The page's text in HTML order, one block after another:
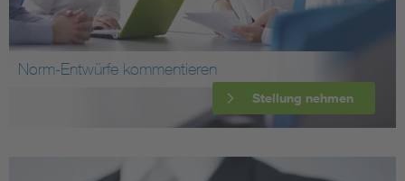
Norm-Entwürfe kommentieren
Stellung nehmen